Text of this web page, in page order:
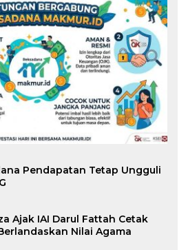
Pendapatan Tetap Ungguli
Ajak IAI Darul Fattah Cetak
Nilai Agama